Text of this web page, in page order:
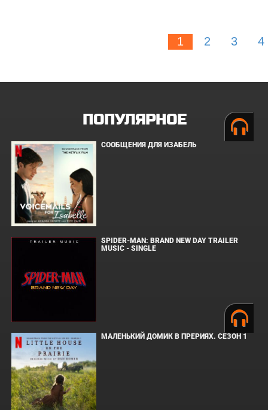
1 2 3 4
ПОПУЛЯРНОЕ
СООБЩЕНИЯ ДЛЯ ИЗАБЕЛЬ
SPIDER-MAN: BRAND NEW DAY TRAILER
MUSIC - SINGLE
МАЛЕНЬКИЙ ДОМИК В ПРЕРИЯХ. СЕЗОН 1